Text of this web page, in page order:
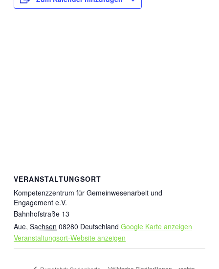
VERANSTALTUNGSORT
Kompetenzzentrum für Gemeinwesenarbeit und
Engagement e.V.
Bahnhofstraße 13
Aue, Sachsen 08280 Deutschland Google Karte anzeigen
Veranstaltungsort-Website anzeigen